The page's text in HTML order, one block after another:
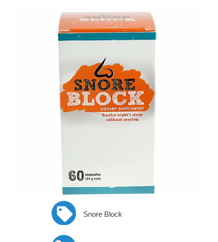
Snore Block